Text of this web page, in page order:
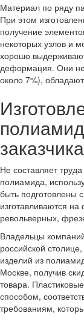
Материал по ряду
При этом
получение
некоторых узлов и
хорошо
деформация. Они
около 7%),
заказчика
Не составляет
полиамида,
быть подготовлены
изготавливаются
револьверных,
Владельцы
российской
изделий из
Москве, получив
товара.
способом,
требованиям,